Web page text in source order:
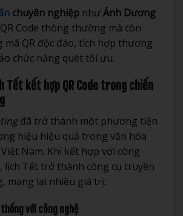
chuyên nghiệp nhưÁnh Dương
Code thông thường mà còn
QR độc đáo, tích hợp thương
chức năng quét tối ưu.
Tết kết hợp QR Code trong chiến
đã trở thành một phương tiện
hiệu hiệu quả trong văn hóa
Nam. Khi kết hợp với công
, lịch Tết trở thành công cụ truyền
mang lại nhiều giá trị:
với công nghệ